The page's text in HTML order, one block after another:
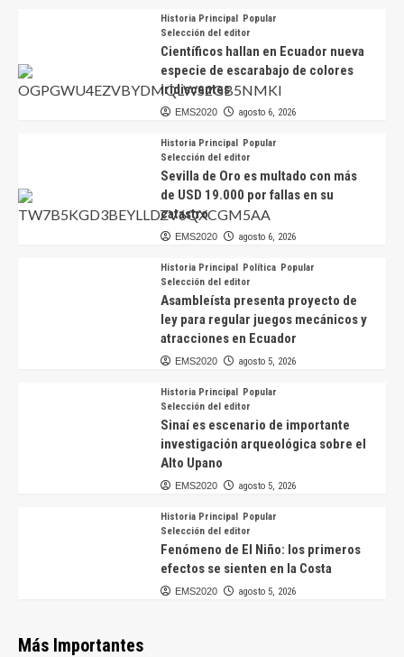
Historia Principal Popular
Selección del editor
Científicos hallan en Ecuador nueva
especie de escarabajo de colores
iridiscentes
EMS2020 agosto 6, 2026
Historia Principal Popular
Selección del editor
Sevilla de Oro es multado con más
de USD 19.000 por fallas en su
catastro
EMS2020 agosto 6, 2026
Historia Principal Política Popular
Selección del editor
Asambleísta presenta proyecto de
ley para regular juegos mecánicos y
atracciones en Ecuador
EMS2020 agosto 5, 2026
Historia Principal Popular
Selección del editor
Sinaí es escenario de importante
investigación arqueológica sobre el
Alto Upano
EMS2020 agosto 5, 2026
Historia Principal Popular
Selección del editor
Fenómeno de El Niño: los primeros
efectos se sienten en la Costa
EMS2020 agosto 5, 2026
Más Importantes